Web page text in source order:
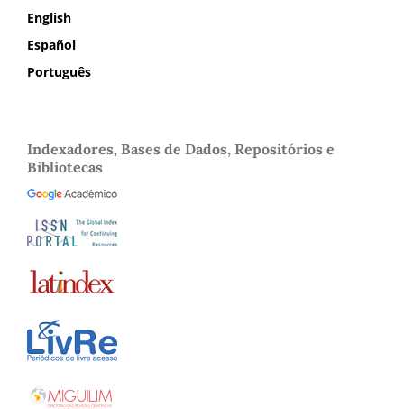
English
Español
Português
Indexadores, Bases de Dados, Repositórios e
Bibliotecas